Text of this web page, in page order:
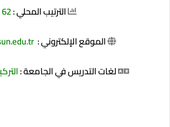
الترتيب المحلي :62
الموقع الإلكتروني :
لغات التدريس في الجامعة :